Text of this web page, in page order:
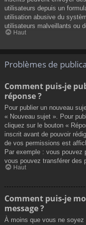
utilisateurs depuis un
utilisation abusive du
utilisateurs malveillants ou
Haut
Problèmes de
Comment puis-je
réponse ?
Pour publier un nouveau
« Nouveau sujet ». Pour
cliquez sur le bouton «
inscrit avant de pouvoir
de vos permissions est
Par exemple : vous pouvez
vous pouvez transférer des
Haut
Comment puis-je
message ?
À moins que vous ne soyez